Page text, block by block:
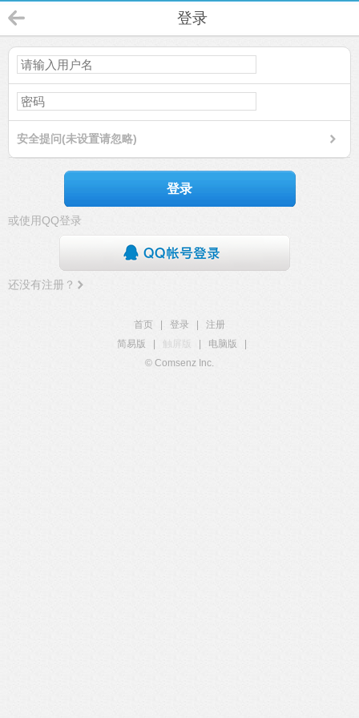
登录
安全提问(未设置请忽略)
登录
或使用QQ登录
还没有注册？
首页 登录
注册
简易版
触屏版 电脑版
© Comsenz Inc.